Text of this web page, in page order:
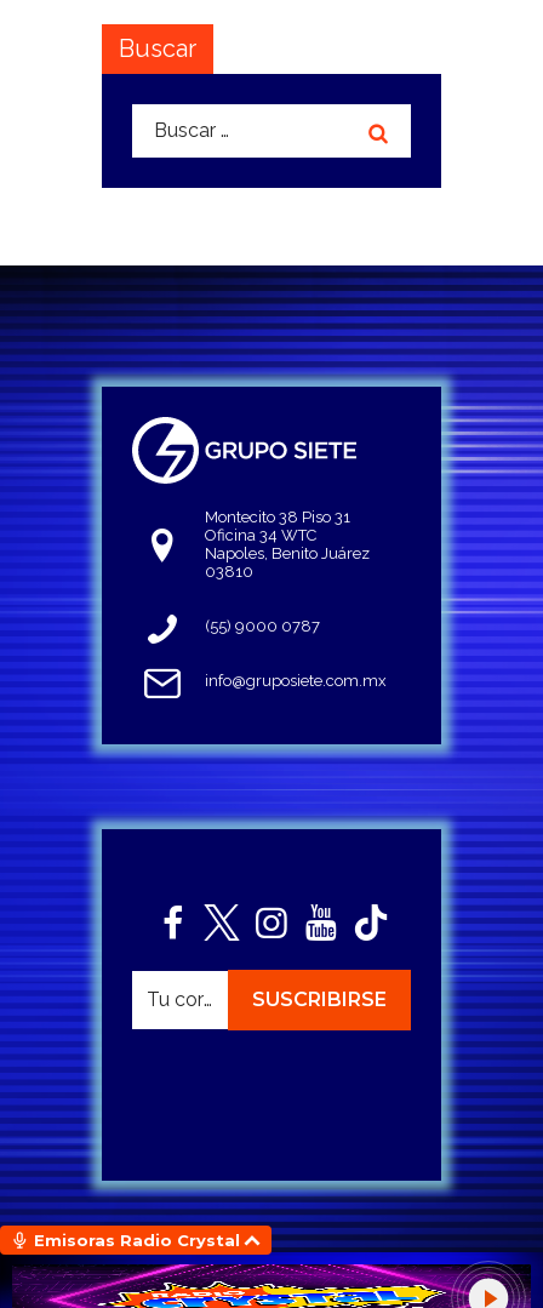
Buscar
Buscar:
Montecito 38 Piso 31
Oficina 34 WTC
Napoles, Benito Juárez
03810
(55) 9000 0787
info@gruposiete.com.mx
Emisoras Radio Crystal